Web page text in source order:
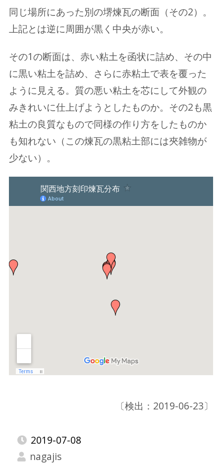
同じ場所にあった別の堺煉瓦の断面（その2）。
上記とは逆に周囲が黒く中央が赤い。
その1の断面は、赤い粘土を函状に詰め、その中
に黒い粘土を詰め、さらに赤粘土で表を覆った
ように見える。質の悪い粘土を芯にして外観の
みきれいに仕上げようとしたものか。その2も黒
粘土の良質なもので同様の作り方をしたものか
も知れない（この煉瓦の黒粘土部には夾雑物が
少ない）。
〔検出：2019-06-23〕
2019-07-08
nagajis